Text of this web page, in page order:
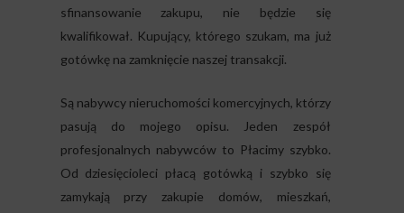
sfinansowanie zakupu, nie będzie się
kwalifikował. Kupujący, którego szukam, ma już
gotówkę na zamknięcie naszej transakcji.
Są nabywcy nieruchomości komercyjnych, którzy
pasują do mojego opisu. Jeden zespół
profesjonalnych nabywców to Płacimy szybko.
Od dziesięcioleci płacą gotówką i szybko się
zamykają przy zakupie domów, mieszkań,